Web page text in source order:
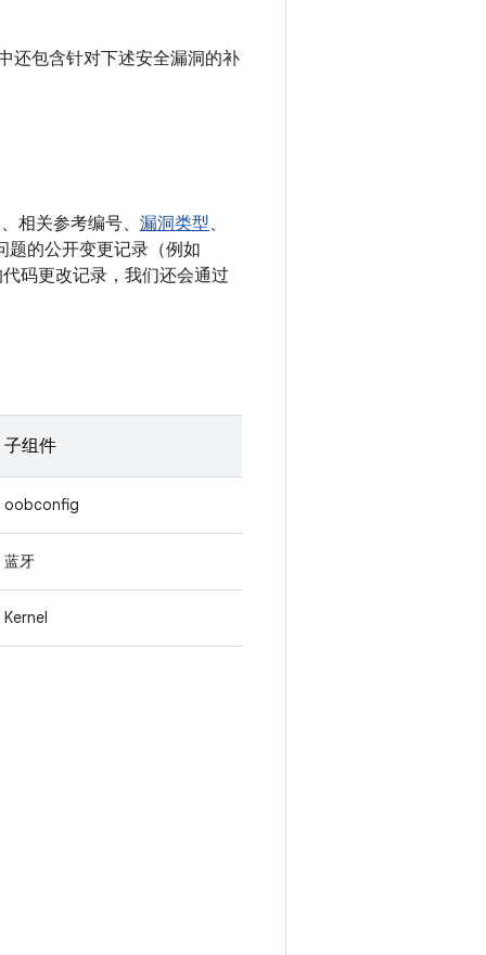
还包含针对下述安全漏洞的补
相关参考编号、 漏洞类型、
题的公开变更记录（例如
码更改记录，我们还会通过
子组件
oobconfig
蓝牙
Kernel